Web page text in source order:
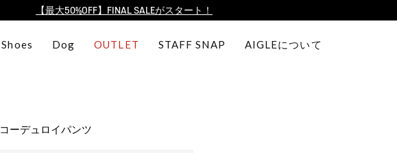
ログイン/会員登録で送料＆返品無料
【最大50%OFF】FINAL SALEがスタート！
Shoes Dog OUTLET STAFF SNAP AIGLEについて
コーデュロイパンツ